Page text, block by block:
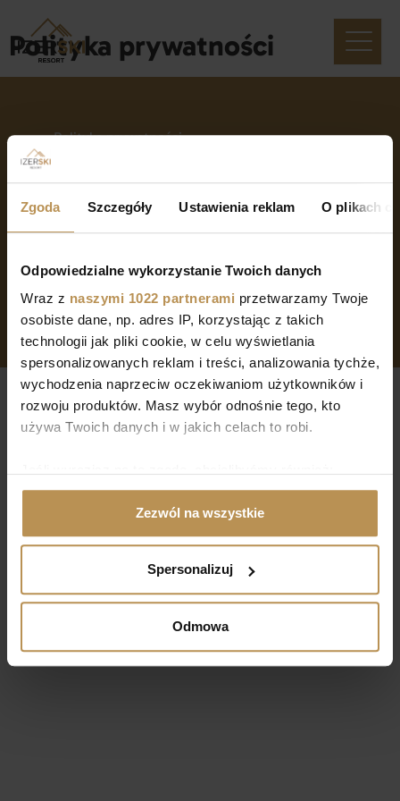
Zgoda Szczegóły Ustawienia reklam O plikach
Odpowiedzialne wykorzystanie Twoich danych
Wraz z naszymi 1022 partnerami przetwarzamy Twoje
osobiste dane, np. adres IP, korzystając z takich
technologii jak pliki cookie, w celu wyświetlania
spersonalizowanych reklam i treści, analizowania tychże,
wychodzenia naprzeciw oczekiwaniom użytkowników i
rozwoju produktów. Masz wybór odnośnie tego, kto
używa Twoich danych i w jakich celach to robi.
Gromadzić dane dotyczące Twojej lokalizacji
geograficznej z dokładnością nawet do kilku metrów
Identyfikować Twoje urządzenie, aktywnie
(fingerprinting, czyli wirtualny odcisk palca)
Dowiedz się więcej odnośnie tego, jak Twoje osobiste
dane są przetwarzane oraz ustaw własne preferencje w
sekcji szczegółów. W Deklaracji plików cookie możesz
zmienić lub wycofać swoją zgodę w dowolnej chwili.
Zezwól na wszystkie
Spersonalizuj
Odmowa
Polityka prywatności
Polityka prywatności
Izerski Resort ©2025